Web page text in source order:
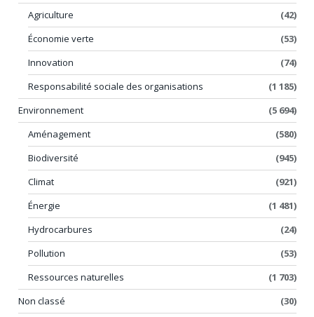
Agriculture
(42)
Économie verte
(53)
Innovation
(74)
Responsabilité sociale des organisations
(1 185)
Environnement
(5 694)
Aménagement
(580)
Biodiversité
(945)
Climat
(921)
Énergie
(1 481)
Hydrocarbures
(24)
Pollution
(53)
Ressources naturelles
(1 703)
Non classé
(30)